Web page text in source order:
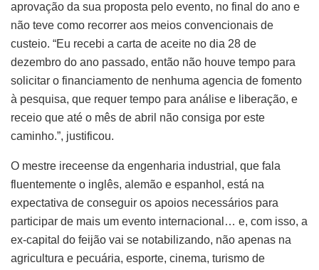
aprovação da sua proposta pelo evento, no final do ano e
não teve como recorrer aos meios convencionais de
custeio. “Eu recebi a carta de aceite no dia 28 de
dezembro do ano passado, então não houve tempo para
solicitar o financiamento de nenhuma agencia de fomento
à pesquisa, que requer tempo para análise e liberação, e
receio que até o mês de abril não consiga por este
caminho.”, justificou.
O mestre ireceense da engenharia industrial, que fala
fluentemente o inglês, alemão e espanhol, está na
expectativa de conseguir os apoios necessários para
participar de mais um evento internacional… e, com isso, a
ex-capital do feijão vai se notabilizando, não apenas na
agricultura e pecuária, esporte, cinema, turismo de